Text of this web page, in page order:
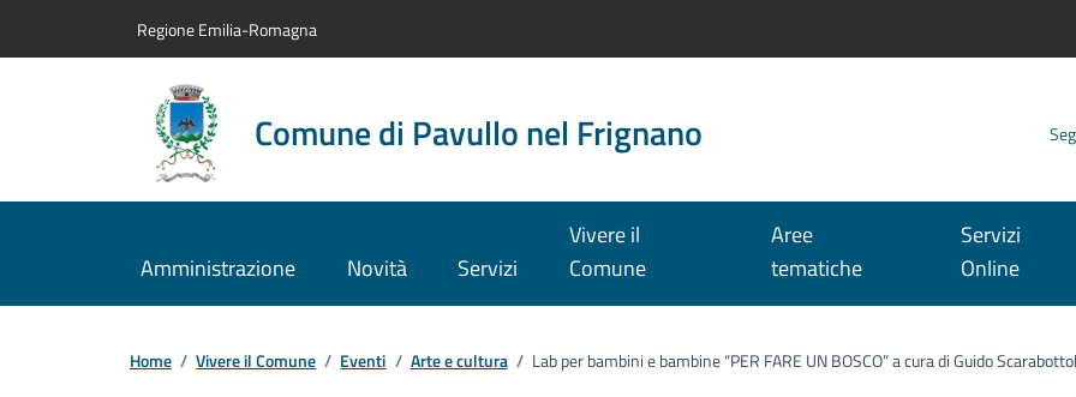
Regione Emilia-Romagna
Comune di Pavullo nel Frignano
Amministrazione Novità Servizi
Vivere il
Comune
Aree
tematiche
Servizi
Online
Home / Vivere il Comune / Eventi / Arte e cultura / Lab per bambini e bambine “PER FARE UN BOSCO” a cura di Guido